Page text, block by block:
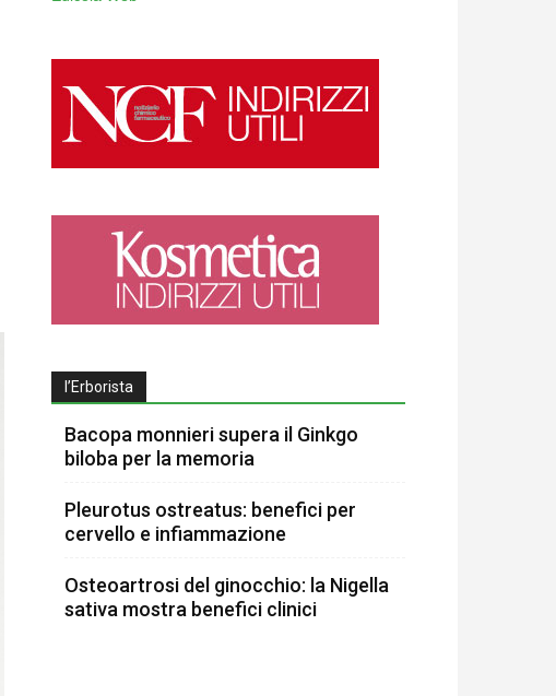
l’Erborista
Bacopa monnieri supera il Ginkgo
biloba per la memoria
Pleurotus ostreatus: benefici per
cervello e infiammazione
Osteoartrosi del ginocchio: la Nigella
sativa mostra benefici clinici